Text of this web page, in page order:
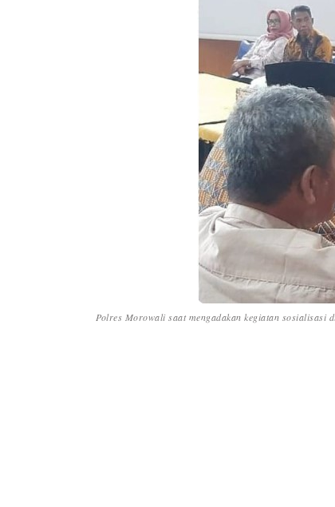
Polres Morowali saat mengadakan kegiatan sosialisasi